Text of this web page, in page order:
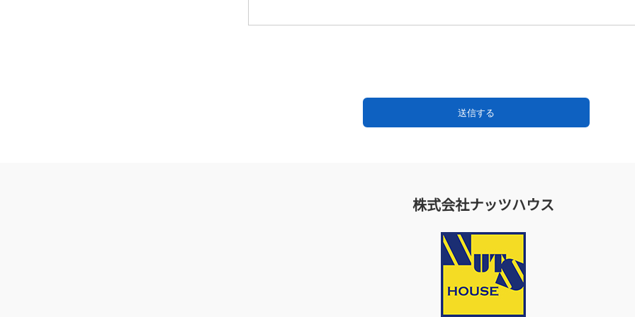
株式会社ナッツハウス